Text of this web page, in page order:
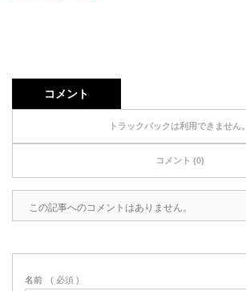
コメント
トラックバックは利用できません。
コメント (0)
この記事へのコメントはありません。
名前 ( 必須 )